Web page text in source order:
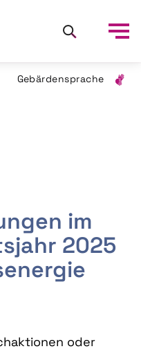
Gebärdensprache
im
2025
oder